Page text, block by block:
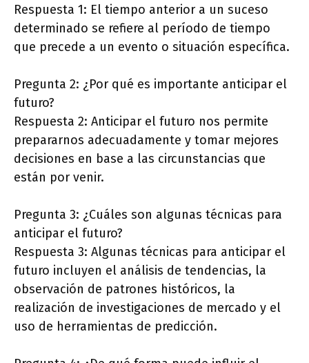
Respuesta 1: El tiempo anterior a un suceso
determinado se refiere al período de tiempo
que precede a un evento o situación específica.
Pregunta 2: ¿Por qué es importante anticipar el
futuro?
Respuesta 2: Anticipar el futuro nos permite
prepararnos adecuadamente y tomar mejores
decisiones en base a las circunstancias que
están por venir.
Pregunta 3: ¿Cuáles son algunas técnicas para
anticipar el futuro?
Respuesta 3: Algunas técnicas para anticipar el
futuro incluyen el análisis de tendencias, la
observación de patrones históricos, la
realización de investigaciones de mercado y el
uso de herramientas de predicción.